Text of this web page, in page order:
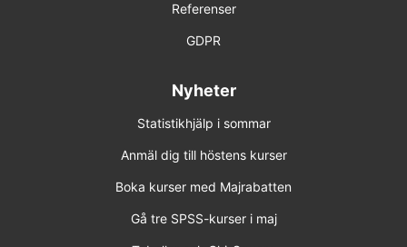
Referenser
GDPR
Nyheter
Statistikhjälp i sommar
Anmäl dig till höstens kurser
Boka kurser med Majrabatten
Gå tre SPSS-kurser i maj